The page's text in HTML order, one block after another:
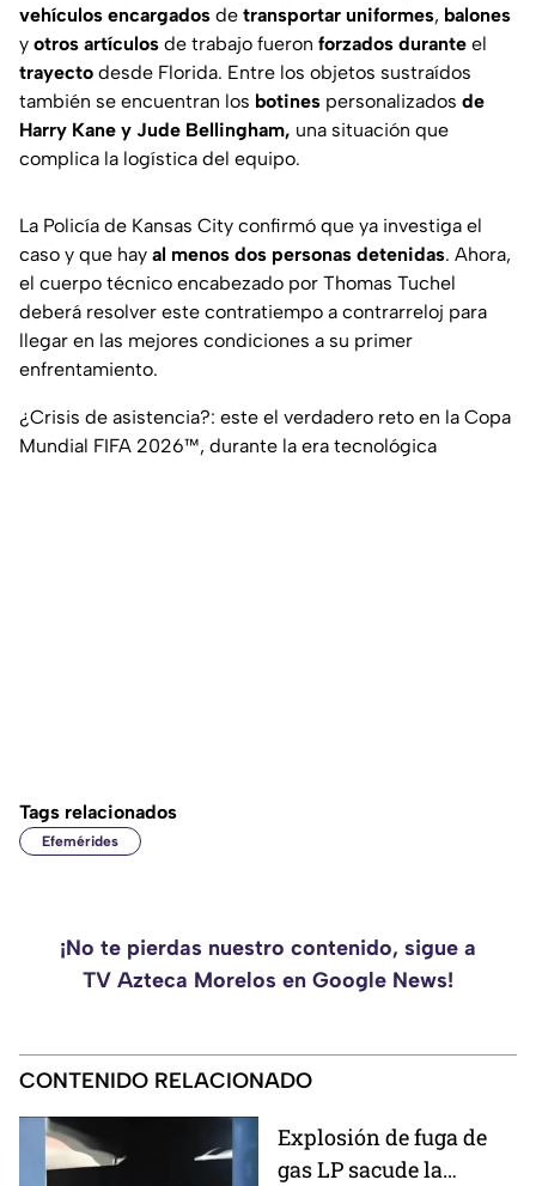
vehículos encargados de transportar uniformes, balones
y otros artículos de trabajo fueron forzados durante el
trayecto desde Florida. Entre los objetos sustraídos
también se encuentran los botines personalizados de
Harry Kane y Jude Bellingham, una situación que
complica la logística del equipo.
La Policía de Kansas City confirmó que ya investiga el
caso y que hay al menos dos personas detenidas. Ahora,
el cuerpo técnico encabezado por Thomas Tuchel
deberá resolver este contratiempo a contrarreloj para
llegar en las mejores condiciones a su primer
enfrentamiento.
¿Crisis de asistencia?: este el verdadero reto en la Copa
Mundial FIFA 2026™, durante la era tecnológica
Tags relacionados
Efemérides
¡No te pierdas nuestro contenido, sigue a
TV Azteca Morelos en Google News!
CONTENIDO RELACIONADO
Explosión de fuga de
gas LP sacude la